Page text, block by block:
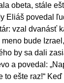
obeta, stále
povedal
vzal dvanásť
bude
by sa dali
a povedal:
to ešte raz!“